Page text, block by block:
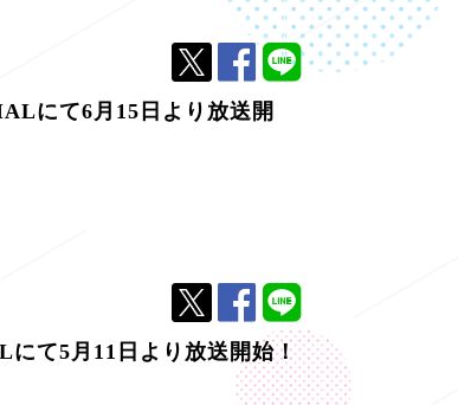
にて6月15日より放送開
て5月11日より放送開始！